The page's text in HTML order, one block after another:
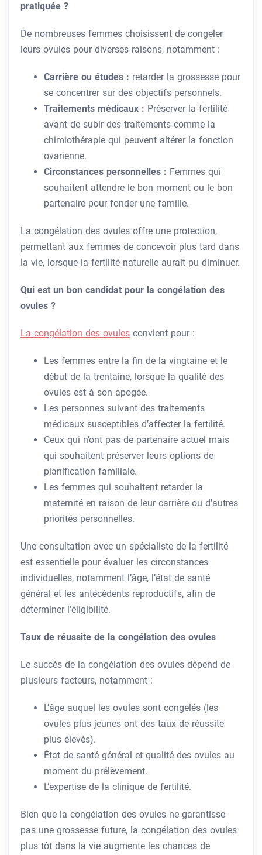
pratiquée ?
De nombreuses femmes choisissent de congeler
leurs ovules pour diverses raisons, notamment :
Carrière ou études : retarder la grossesse pour
se concentrer sur des objectifs personnels.
Traitements médicaux : Préserver la fertilité
avant de subir des traitements comme la
chimiothérapie qui peuvent altérer la fonction
ovarienne.
Circonstances personnelles : Femmes qui
souhaitent attendre le bon moment ou le bon
partenaire pour fonder une famille.
La congélation des ovules offre une protection,
permettant aux femmes de concevoir plus tard dans
la vie, lorsque la fertilité naturelle aurait pu diminuer.
Qui est un bon candidat pour la congélation des
ovules ?
La congélation des ovules convient pour :
Les femmes entre la fin de la vingtaine et le
début de la trentaine, lorsque la qualité des
ovules est à son apogée.
Les personnes suivant des traitements
médicaux susceptibles d’affecter la fertilité.
Ceux qui n’ont pas de partenaire actuel mais
qui souhaitent préserver leurs options de
planification familiale.
Les femmes qui souhaitent retarder la
maternité en raison de leur carrière ou d’autres
priorités personnelles.
Une consultation avec un spécialiste de la fertilité
est essentielle pour évaluer les circonstances
individuelles, notamment l’âge, l’état de santé
général et les antécédents reproductifs, afin de
déterminer l’éligibilité.
Taux de réussite de la congélation des ovules
Le succès de la congélation des ovules dépend de
plusieurs facteurs, notamment :
L’âge auquel les ovules sont congelés (les
ovules plus jeunes ont des taux de réussite
plus élevés).
État de santé général et qualité des ovules au
moment du prélèvement.
L’expertise de la clinique de fertilité.
Bien que la congélation des ovules ne garantisse
pas une grossesse future, la congélation des ovules
plus tôt dans la vie augmente les chances de